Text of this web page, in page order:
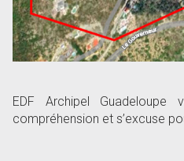
EDF Archipel
compréhension et s’excuse